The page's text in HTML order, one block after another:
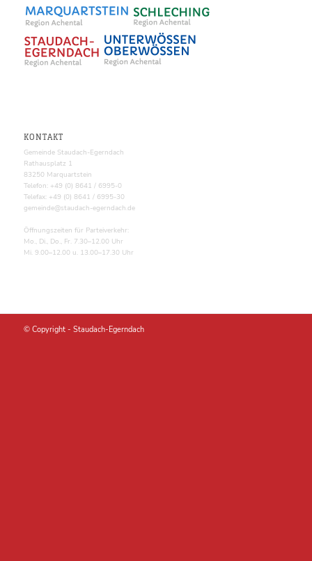
KONTAKT
Gemeinde Staudach-Egerndach
Rathausplatz 1
83250 Marquartstein
Telefon: +49 (0) 8641 / 6995-0
Telefax: +49 (0) 8641 / 6995-30
gemeinde@staudach-egerndach.de
Öffnungszeiten für Parteiverkehr:
Mo., Di., Do., Fr. 7.30–12.00 Uhr
Mi. 9.00–12.00 u. 13.00–17.30 Uhr
© Copyright - Staudach-Egerndach